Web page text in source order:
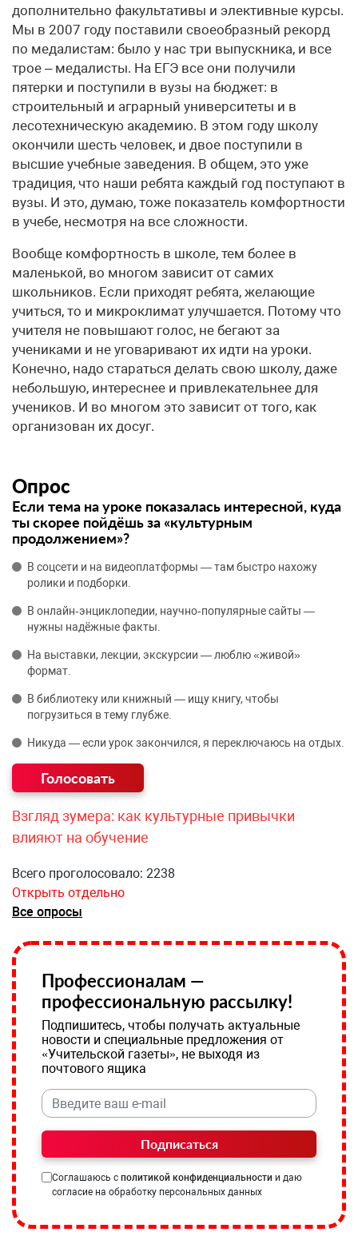
дополнительно факультативы и элективные курсы.
Мы в 2007 году поставили своеобразный рекорд
по медалистам: было у нас три выпускника, и все
трое – медалисты. На ЕГЭ все они получили
пятерки и поступили в вузы на бюджет: в
строительный и аграрный университеты и в
лесотехническую академию. В этом году школу
окончили шесть человек, и двое поступили в
высшие учебные заведения. В общем, это уже
традиция, что наши ребята каждый год поступают в
вузы. И это, думаю, тоже показатель комфортности
в учебе, несмотря на все сложности.
Вообще комфортность в школе, тем более в
маленькой, во многом зависит от самих
школьников. Если приходят ребята, желающие
учиться, то и микроклимат улучшается. Потому что
учителя не повышают голос, не бегают за
учениками и не уговаривают их идти на уроки.
Конечно, надо стараться делать свою школу, даже
небольшую, интереснее и привлекательнее для
учеников. И во многом это зависит от того, как
организован их досуг.
Опрос
Если тема на уроке показалась интересной, куда
ты скорее пойдёшь за «культурным
продолжением»?
В соцсети и на видеоплатформы — там быстро нахожу
ролики и подборки.
В онлайн‑энциклопедии, научно‑популярные сайты —
нужны надёжные факты.
На выставки, лекции, экскурсии — люблю «живой»
формат.
В библиотеку или книжный — ищу книгу, чтобы
погрузиться в тему глубже.
Никуда — если урок закончился, я переключаюсь на отдых.
Взгляд зумера: как культурные привычки
влияют на обучение
Всего проголосовало: 2238
Открыть отдельно
Все опросы
Профессионалам —
профессиональную рассылку!
Подпишитесь, чтобы получать актуальные
новости и специальные предложения от
«Учительской газеты», не выходя из
почтового ящика
Подписаться
Соглашаюсь с политикой конфиденциальности и даю
согласие на обработку персональных данных